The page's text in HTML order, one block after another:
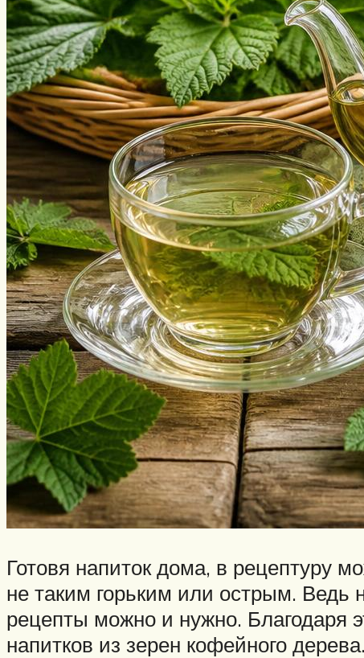
Готовя напиток дома, в рецептуру
не таким горьким или острым.
рецепты можно и нужно. Благодаря
напитков из зерен кофейного дерева.